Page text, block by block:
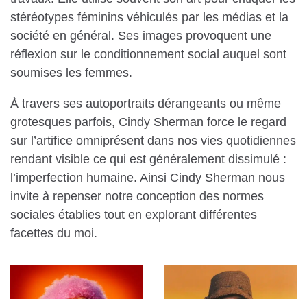
stéréotypes féminins véhiculés par les médias et la
société en général. Ses images provoquent une
réflexion sur le conditionnement social auquel sont
soumises les femmes.
À travers ses autoportraits dérangeants ou même
grotesques parfois, Cindy Sherman force le regard
sur l’artifice omniprésent dans nos vies quotidiennes
rendant visible ce qui est généralement dissimulé :
l’imperfection humaine. Ainsi Cindy Sherman nous
invite à repenser notre conception des normes
sociales établies tout en explorant différentes
facettes du moi.